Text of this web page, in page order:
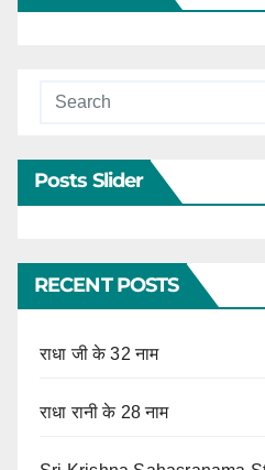
Posts Slider
RECENT POSTS
राधा जी के 32 नाम
राधा रानी के 28 नाम